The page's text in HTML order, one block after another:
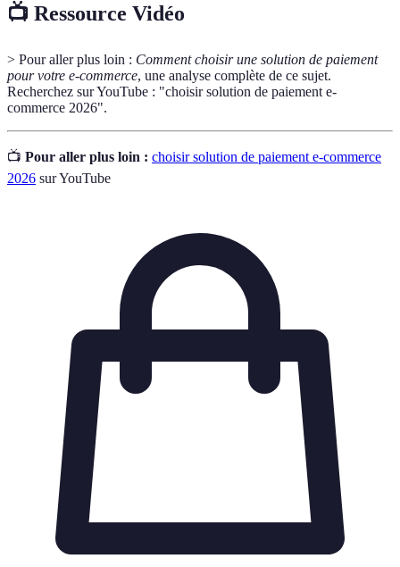
📺 Ressource Vidéo
> Pour aller plus loin : Comment choisir une solution de paiement
pour votre e-commerce, une analyse complète de ce sujet.
Recherchez sur YouTube : "choisir solution de paiement e-
commerce 2026".
📺 Pour aller plus loin : choisir solution de paiement e-commerce
2026 sur YouTube